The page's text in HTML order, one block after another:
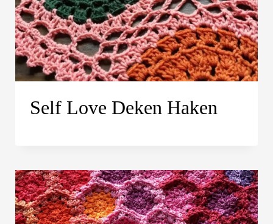
Self Love Deken Haken